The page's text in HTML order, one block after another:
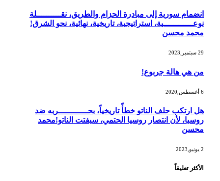
انضمام سورية إلى مبادرة الحزام والطريق، نقــــــــــلة
نوعــــــــــــية، استراتيجية، تاريخية، نهائية، نحو الشرق!
محمد محسن
29 سبتمبر,2023
من هي هالة جربوع!
هل ارتكب حلف الناتو خطأً تاريخياً، بحــــــــــــربه ضد
روسيا، لأن انتصار روسيا الحتمي، سيفتت الناتو!محمد
محسن
الأكثر تعليقاً